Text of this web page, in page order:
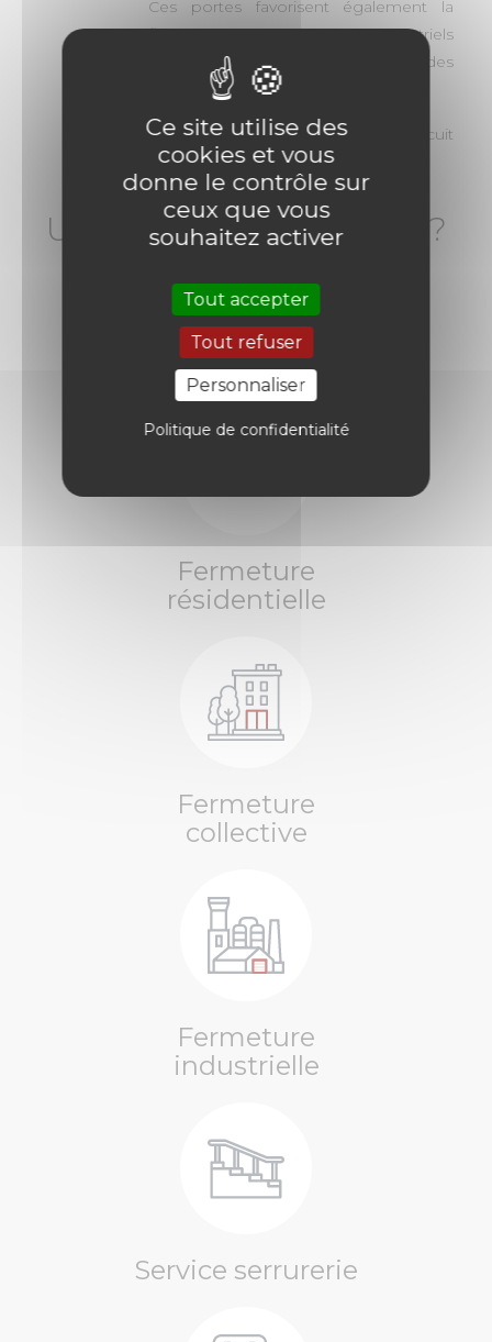
Ces portes favorisent également la
fluidité des processus industriels
(circulation sécurisée et efficace des
véhicules).
Enfin ces portes sont issues d'un circuit
de fabrication 100% français.
Une demande de devis ?
NOUS CONTACTER
Fermeture
résidentielle
Fermeture
collective
Fermeture
industrielle
Service serrurerie
Ce site utilise des
cookies et vous
donne le contrôle sur
ceux que vous
souhaitez activer
Tout accepter
Tout refuser
Personnaliser
Politique de confidentialité